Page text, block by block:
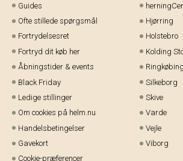
Guides
Ofte stillede spørgsmål
Fortrydelsesret
Fortryd dit køb her
Åbningstider & events
Black Friday
Ledige stillinger
Om cookies på helm.nu
Handelsbetingelser
Gavekort
Cookie-præferencer
Hjørring
Holstebro
Kolding
Ringkøbing
Silkeborg
Skive
Varde
Vejle
Viborg